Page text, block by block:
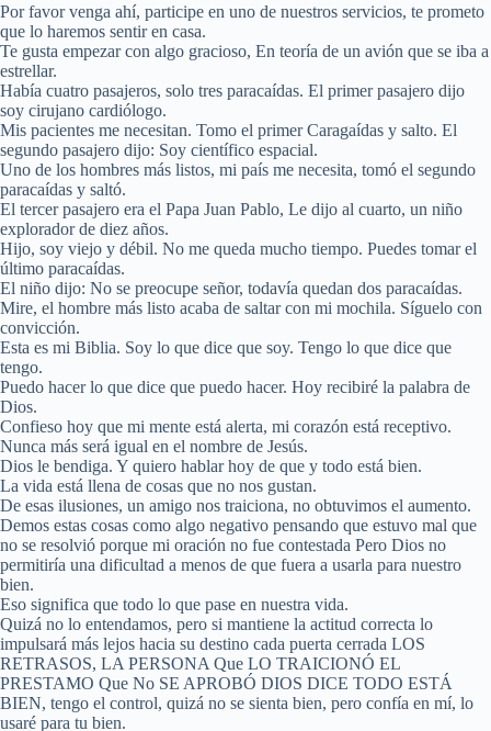
Por favor venga ahí, participe en uno de nuestros servicios, te prometo
que lo haremos sentir en casa.
Te gusta empezar con algo gracioso, En teoría de un avión que se iba a
estrellar.
Había cuatro pasajeros, solo tres paracaídas. El primer pasajero dijo
soy cirujano cardiólogo.
Mis pacientes me necesitan. Tomo el primer Caragaídas y salto. El
segundo pasajero dijo: Soy científico espacial.
Uno de los hombres más listos, mi país me necesita, tomó el segundo
paracaídas y saltó.
El tercer pasajero era el Papa Juan Pablo, Le dijo al cuarto, un niño
explorador de diez años.
Hijo, soy viejo y débil. No me queda mucho tiempo. Puedes tomar el
último paracaídas.
El niño dijo: No se preocupe señor, todavía quedan dos paracaídas.
Mire, el hombre más listo acaba de saltar con mi mochila. Síguelo con
convicción.
Esta es mi Biblia. Soy lo que dice que soy. Tengo lo que dice que
tengo.
Puedo hacer lo que dice que puedo hacer. Hoy recibiré la palabra de
Dios.
Confieso hoy que mi mente está alerta, mi corazón está receptivo.
Nunca más será igual en el nombre de Jesús.
Dios le bendiga. Y quiero hablar hoy de que y todo está bien.
La vida está llena de cosas que no nos gustan.
De esas ilusiones, un amigo nos traiciona, no obtuvimos el aumento.
Demos estas cosas como algo negativo pensando que estuvo mal que
no se resolvió porque mi oración no fue contestada Pero Dios no
permitiría una dificultad a menos de que fuera a usarla para nuestro
bien.
Eso significa que todo lo que pase en nuestra vida.
Quizá no lo entendamos, pero si mantiene la actitud correcta lo
impulsará más lejos hacia su destino cada puerta cerrada LOS
RETRASOS, LA PERSONA Que LO TRAICIONÓ EL
PRESTAMO Que No SE APROBÓ DIOS DICE TODO ESTÁ
BIEN, tengo el control, quizá no se sienta bien, pero confía en mí, lo
usaré para tu bien.